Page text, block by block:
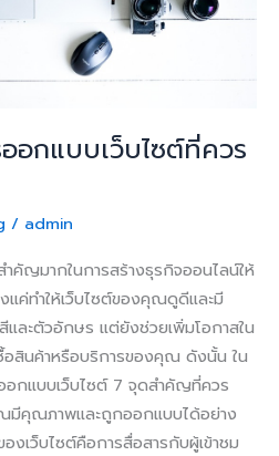
อกแบบเว็บไซต์ที่ควร
/ admin
คัญมากในการสร้างธุรกิจออนไลน์ให้
แค่ทำให้เว็บไซต์ของคุณดูดีและมี
และตัวอักษร แต่ยังช่วยเพิ่มโอกาสใน
อสินค้าหรือบริการของคุณ ดังนั้น ใน
อกแบบเว็บไซต์ 7 จุดสำคัญที่ควร
มีคุณภาพและถูกออกแบบได้อย่าง
งเว็บไซต์คือการสื่อสารกับผู้เข้าชม